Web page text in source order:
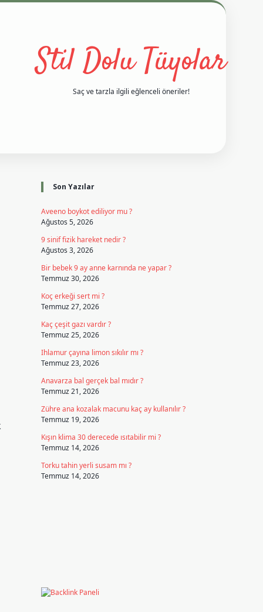
Stil Dolu Tüyolar
Saç ve tarzla ilgili eğlenceli öneriler!
Sidebar
Son Yazılar
Aveeno boykot ediliyor mu ?
Ağustos 5, 2026
9 sinif fizik hareket nedir ?
Ağustos 3, 2026
Bir bebek 9 ay anne karnında ne yapar ?
Temmuz 30, 2026
Koç erkeği sert mi ?
Temmuz 27, 2026
Kaç çeşit gazı vardır ?
Temmuz 25, 2026
Ihlamur çayına limon sıkılır mı ?
Temmuz 23, 2026
Anavarza bal gerçek bal mıdır ?
Temmuz 21, 2026
Zühre ana kozalak macunu kaç ay kullanılır ?
Temmuz 19, 2026
Kışın klima 30 derecede ısıtabilir mi ?
Temmuz 14, 2026
Torku tahin yerli susam mı ?
Temmuz 14, 2026